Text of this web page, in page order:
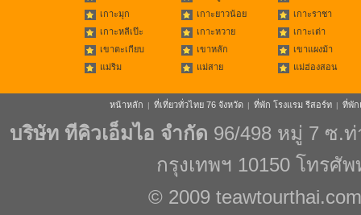
เกาะมุก
เกาะยาวน้อย
เกาะราชา
เกาะหลีเป๊ะ
เกาะหวาย
เกาะเต่า
เขาตะเกียบ
เขาหลัก
เขาแผงม้า
แม่ริม
แม่สาย แม่ฮ่องสอน
หน้าหลัก | ที่เที่ยวทั่วไทย 76 จังหวัด | ที่พัก โรงแรม รีสอร์ท | ที่พัก
บริษัท ทีคิวเอ็มไอ จำกัด 96/498 หมู่ 7 ซ.
กรุงเทพฯ 10150 โทรศั
© 2009 teawtourthai.com